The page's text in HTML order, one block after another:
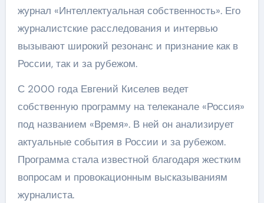
журнал «Интеллектуальная собственность». Его
журналистские расследования и интервью
вызывают широкий резонанс и признание как в
России, так и за рубежом.
С 2000 года Евгений Киселев ведет
собственную программу на телеканале «Россия»
под названием «Время». В ней он анализирует
актуальные события в России и за рубежом.
Программа стала известной благодаря жестким
вопросам и провокационным высказываниям
журналиста.